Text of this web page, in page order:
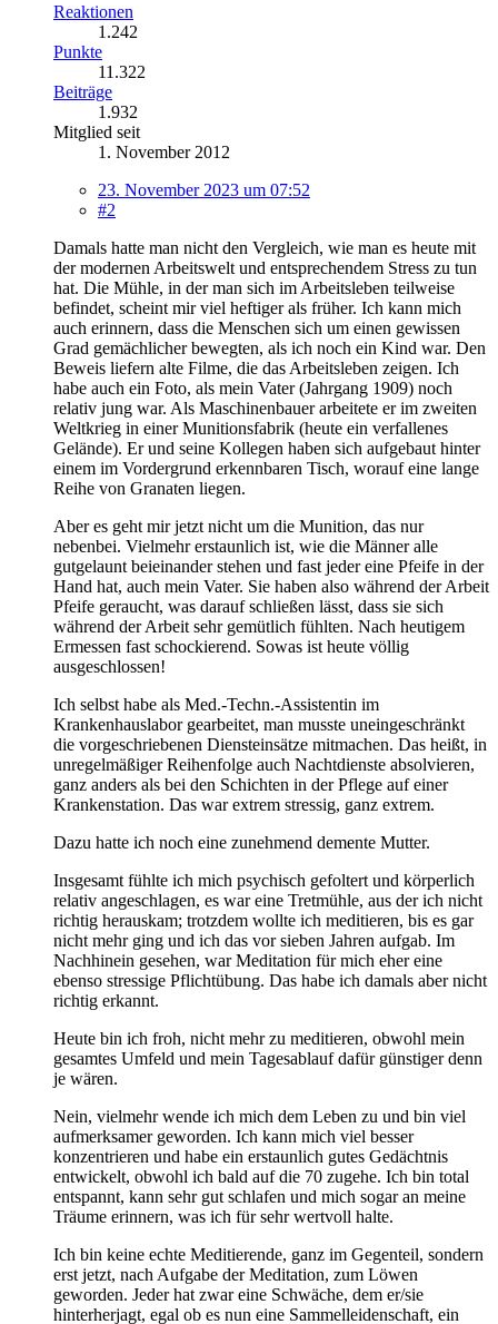
Reaktionen
1.242
Punkte
11.322
Beiträge
1.932
Mitglied seit
1. November 2012
23. November 2023 um 07:52
#2
Damals hatte man nicht den Vergleich, wie man es heute mit
der modernen Arbeitswelt und entsprechendem Stress zu tun
hat. Die Mühle, in der man sich im Arbeitsleben teilweise
befindet, scheint mir viel heftiger als früher. Ich kann mich
auch erinnern, dass die Menschen sich um einen gewissen
Grad gemächlicher bewegten, als ich noch ein Kind war. Den
Beweis liefern alte Filme, die das Arbeitsleben zeigen. Ich
habe auch ein Foto, als mein Vater (Jahrgang 1909) noch
relativ jung war. Als Maschinenbauer arbeitete er im zweiten
Weltkrieg in einer Munitionsfabrik (heute ein verfallenes
Gelände). Er und seine Kollegen haben sich aufgebaut hinter
einem im Vordergrund erkennbaren Tisch, worauf eine lange
Reihe von Granaten liegen.
Aber es geht mir jetzt nicht um die Munition, das nur
nebenbei. Vielmehr erstaunlich ist, wie die Männer alle
gutgelaunt beieinander stehen und fast jeder eine Pfeife in der
Hand hat, auch mein Vater. Sie haben also während der Arbeit
Pfeife geraucht, was darauf schließen lässt, dass sie sich
während der Arbeit sehr gemütlich fühlten. Nach heutigem
Ermessen fast schockierend. Sowas ist heute völlig
ausgeschlossen!
Ich selbst habe als Med.-Techn.-Assistentin im
Krankenhauslabor gearbeitet, man musste uneingeschränkt
die vorgeschriebenen Diensteinsätze mitmachen. Das heißt, in
unregelmäßiger Reihenfolge auch Nachtdienste absolvieren,
ganz anders als bei den Schichten in der Pflege auf einer
Krankenstation. Das war extrem stressig, ganz extrem.
Dazu hatte ich noch eine zunehmend demente Mutter.
Insgesamt fühlte ich mich psychisch gefoltert und körperlich
relativ angeschlagen, es war eine Tretmühle, aus der ich nicht
richtig herauskam; trotzdem wollte ich meditieren, bis es gar
nicht mehr ging und ich das vor sieben Jahren aufgab. Im
Nachhinein gesehen, war Meditation für mich eher eine
ebenso stressige Pflichtübung. Das habe ich damals aber nicht
richtig erkannt.
Heute bin ich froh, nicht mehr zu meditieren, obwohl mein
gesamtes Umfeld und mein Tagesablauf dafür günstiger denn
je wären.
Nein, vielmehr wende ich mich dem Leben zu und bin viel
aufmerksamer geworden. Ich kann mich viel besser
konzentrieren und habe ein erstaunlich gutes Gedächtnis
entwickelt, obwohl ich bald auf die 70 zugehe. Ich bin total
entspannt, kann sehr gut schlafen und mich sogar an meine
Träume erinnern, was ich für sehr wertvoll halte.
Ich bin keine echte Meditierende, ganz im Gegenteil, sondern
erst jetzt, nach Aufgabe der Meditation, zum Löwen
geworden. Jeder hat zwar eine Schwäche, dem er/sie
hinterherjagt, egal ob es nun eine Sammelleidenschaft, ein